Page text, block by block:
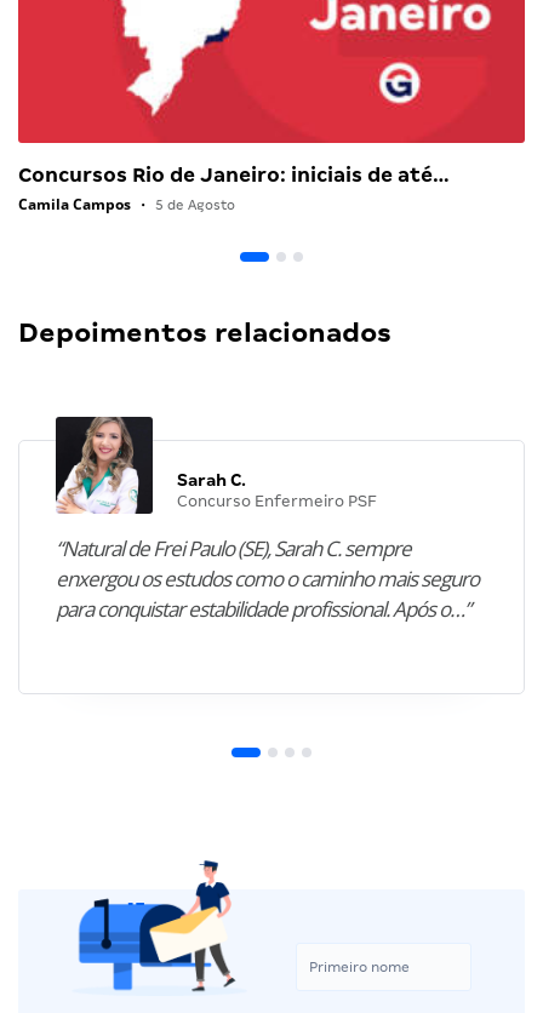
Concursos Rio de Janeiro: iniciais de até…
Camila Campos • 5 de Agosto
Depoimentos relacionados
Sarah C.
Concurso Enfermeiro PSF
“Natural de Frei Paulo (SE), Sarah C. sempre
enxergou os estudos como o caminho mais seguro
para conquistar estabilidade profissional. Após o…”